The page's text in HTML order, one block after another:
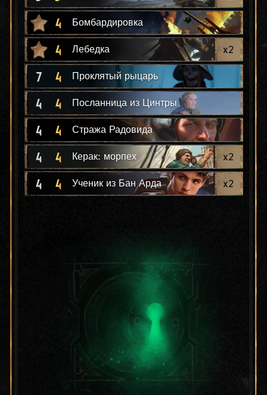
4 Бомбардировка
4 Лебедка x2
7 4 Проклятый рыцарь
4 4 Посланница из Цинтры
4 4 Стража Радовида
4 4 Керак: морпех x2
4 4 Ученик из Бан Арда x2